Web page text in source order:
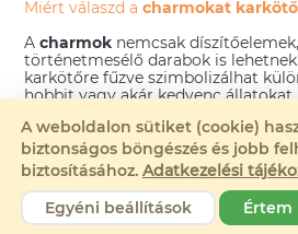
Miért válaszd acharmokat
Acharmok nemcsak
történetmesélő darabok is
karkötőre fűzve szimbolizálhat
hobbit vagy akár kedvenc állatokat
bármikor megváltoztatható,
karkötőrekülönleges alkalmakra,
ideálisak, hiszen személyes
A
charmok karkötőre
A weboldalon sütiket (cookie)
biztonságos böngészés és jobb
biztosításához. Adatkezelési
Egyéni beállítások
Értem